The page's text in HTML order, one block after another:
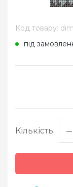
Код товару:
під
Кількість: